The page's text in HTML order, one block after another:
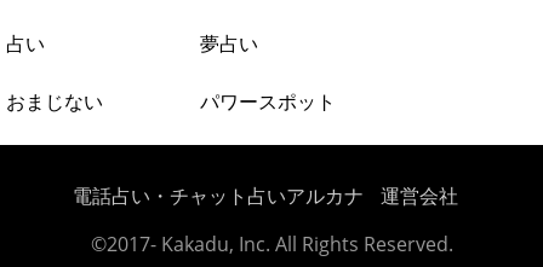
占い 夢占い
おまじない パワースポット
電話占い・チャット占いアルカナ
運営会社
©2017- Kakadu, Inc. All Rights Reserved.